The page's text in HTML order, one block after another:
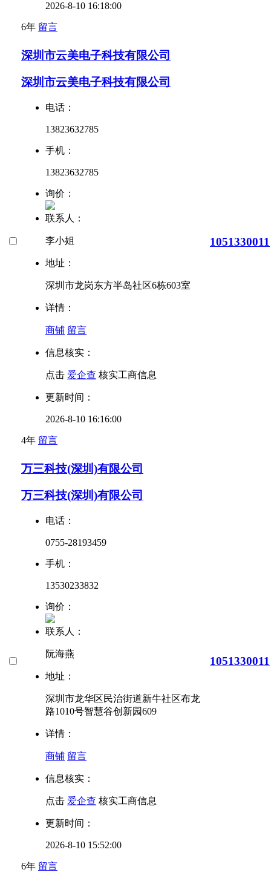
2026-8-10 16:18:00
6年 留言
深圳市云美电子科技有限公司
深圳市云美电子科技有限公司
电话：
13823632785
手机：
13823632785
询价：
联系人：
李小姐
地址：
深圳市龙岗东方半岛社区6栋603室
详情：
商铺 留言
信息核实：
点击 爱企查 核实工商信息
更新时间：
2026-8-10 16:16:00
4年 留言
1051330011
万三科技(深圳)有限公司
万三科技(深圳)有限公司
电话：
0755-28193459
手机：
13530233832
询价：
联系人：
阮海燕
地址：
深圳市龙华区民治街道新牛社区布龙
路1010号智慧谷创新园609
详情：
商铺 留言
信息核实：
点击 爱企查 核实工商信息
更新时间：
2026-8-10 15:52:00
6年 留言
1051330011